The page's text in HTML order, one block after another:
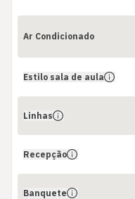
Ar Condicionado
Estilo sala de aula
Linhas
Recepção
Banquete